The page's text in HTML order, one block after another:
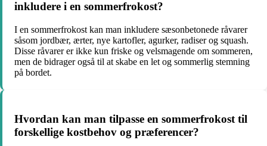
inkludere i en sommerfrokost?
I en sommerfrokost kan man inkludere sæsonbetonede råvarer
såsom jordbær, ærter, nye kartofler, agurker, radiser og squash.
Disse råvarer er ikke kun friske og velsmagende om sommeren,
men de bidrager også til at skabe en let og sommerlig stemning
på bordet.
Hvordan kan man tilpasse en sommerfrokost til
forskellige kostbehov og præferencer?